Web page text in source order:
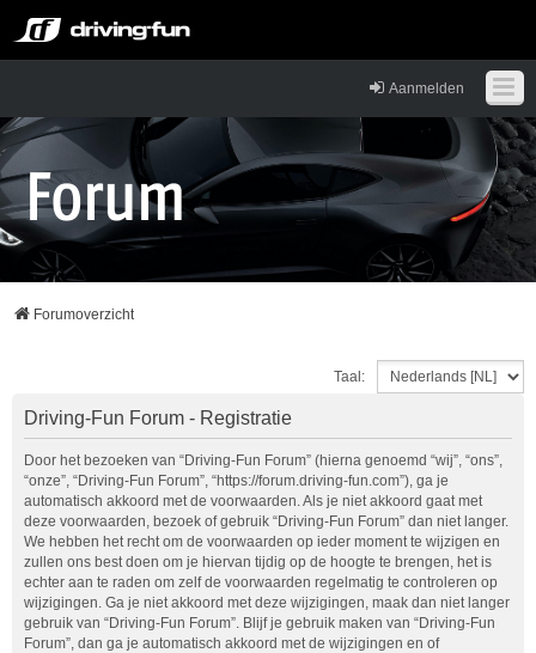
Aanmelden
Forumoverzicht
Taal:
Driving-Fun Forum - Registratie
Door het bezoeken van “Driving-Fun Forum” (hierna genoemd “wij”, “ons”,
“onze”, “Driving-Fun Forum”, “https://forum.driving-fun.com”), ga je
automatisch akkoord met de voorwaarden. Als je niet akkoord gaat met
deze voorwaarden, bezoek of gebruik “Driving-Fun Forum” dan niet langer.
We hebben het recht om de voorwaarden op ieder moment te wijzigen en
zullen ons best doen om je hiervan tijdig op de hoogte te brengen, het is
echter aan te raden om zelf de voorwaarden regelmatig te controleren op
wijzigingen. Ga je niet akkoord met deze wijzigingen, maak dan niet langer
gebruik van “Driving-Fun Forum”. Blijf je gebruik maken van “Driving-Fun
Forum”, dan ga je automatisch akkoord met de wijzigingen en of